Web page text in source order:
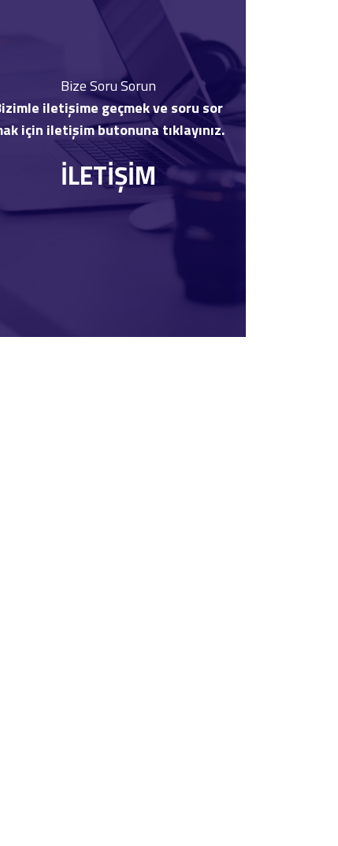
Bize Soru Sorun
iletişime geçmek ve soru sor
için iletişim butonuna tıklayınız.
İLETİŞİM